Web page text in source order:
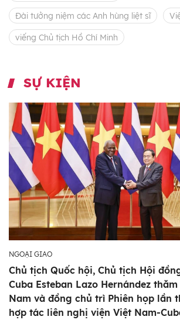
Đài tưởng niệm các Anh hùng liệt sĩ
viếng Chủ tịch Hồ Chí Minh
SỰ KIỆN
NGOẠI GIAO
Chủ tịch Quốc hội, Chủ tịch Hội
Cuba Esteban Lazo Hernández
Nam và đồng chủ trì Phiên họp lần
hợp tác liên nghị viện Việt Nam-